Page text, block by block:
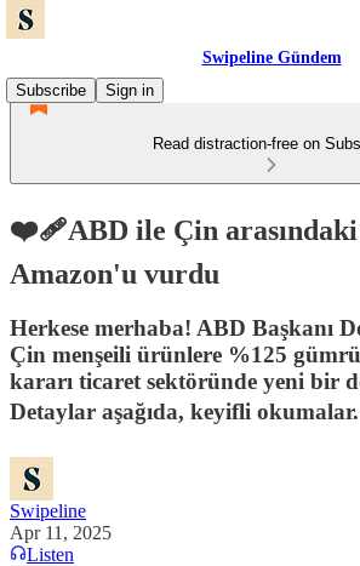
Swipeline Gündem
Subscribe
Sign in
Read distraction-free on
❤️‍🩹ABD ile Çin arasındaki
Amazon'u vurdu
Herkese merhaba! ABD Başkanı
Çin menşeili ürünlere %125
kararı ticaret sektöründe yeni bir
Detaylar aşağıda, keyifli
Swipeline
Apr 11, 2025
Listen